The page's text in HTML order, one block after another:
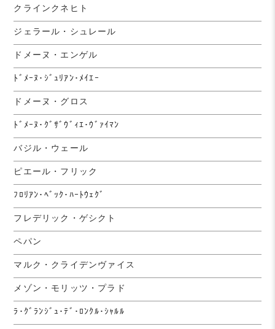
クラインクネヒト
ジェラール・シュレール
ドメーヌ・エンゲル
ﾄﾞﾒｰﾇ･ｼﾞｭﾘｱﾝ･ﾒｲｴｰ
ドメーヌ・グロス
ﾄﾞﾒｰﾇ･ｸﾞｻﾞｳﾞｨｴ･ｳﾞｧｲﾏﾝ
バジル・ウェール
ピエール・フリック
ﾌﾛﾘｱﾝ･ﾍﾞｯｸ･ﾊｰﾄｳｪｸﾞ
フレデリック・ゲシクト
ペパン
マルク・クライデンヴァイス
メゾン・モリッツ・プラド
ﾗ･ｸﾞﾗﾝｼﾞｭ･ﾃﾞ･ﾛﾝｸﾙ･ｼｬﾙﾙ